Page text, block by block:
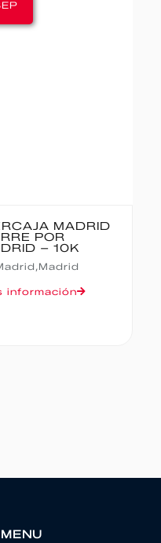
MEDIO MARATÓN
BAJO PAS
Cantabria,
Oruña de Piélagos
Más información
MENU